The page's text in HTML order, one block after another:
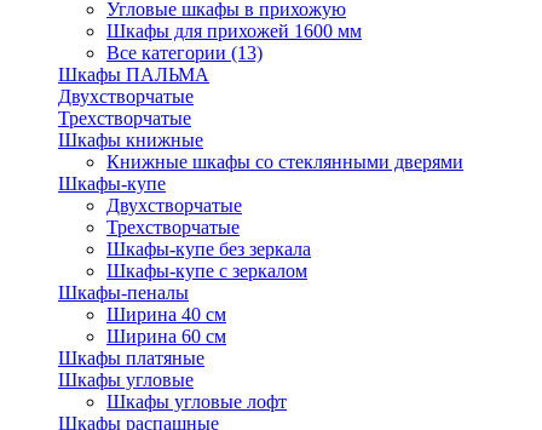
Угловые шкафы в прихожую
Шкафы для прихожей 1600 мм
Все категории (13)
Шкафы ПАЛЬМА
Двухстворчатые
Трехстворчатые
Шкафы книжные
Книжные шкафы со стеклянными дверями
Шкафы-купе
Двухстворчатые
Трехстворчатые
Шкафы-купе без зеркала
Шкафы-купе с зеркалом
Шкафы-пеналы
Ширина 40 см
Ширина 60 см
Шкафы платяные
Шкафы угловые
Шкафы угловые лофт
Шкафы распашные